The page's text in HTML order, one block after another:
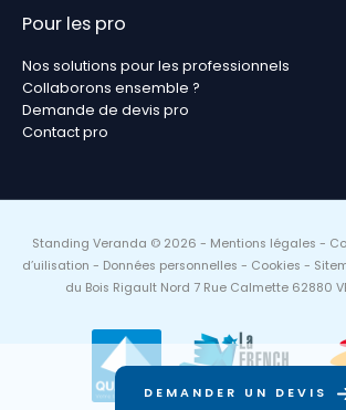
DEMANDER UN DEVIS
Pour les pro
Nos solutions pour les professionnels
Collaborons ensemble ?
Demande de devis pro
Contact pro
Standing Veranda © 2026 - Mentions légales -
d’uilisation - Données personnelles - Cookies -
du Bois Rigault Nord 7 Rue Calmette 62880